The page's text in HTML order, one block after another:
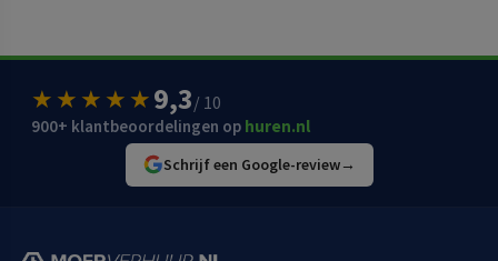
★★★★★9,3/ 10
900+ klantbeoordelingen op huren.nl
Schrijf een Google-review→